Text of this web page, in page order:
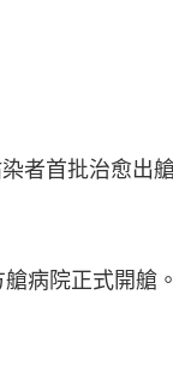
者首批治愈出
院正式開艙